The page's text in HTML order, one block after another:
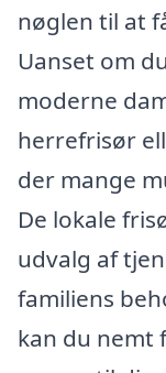
nøglen til at
Uanset om
moderne
herrefrisør
der mange
De lokale
udvalg af
familiens
kan du nemt